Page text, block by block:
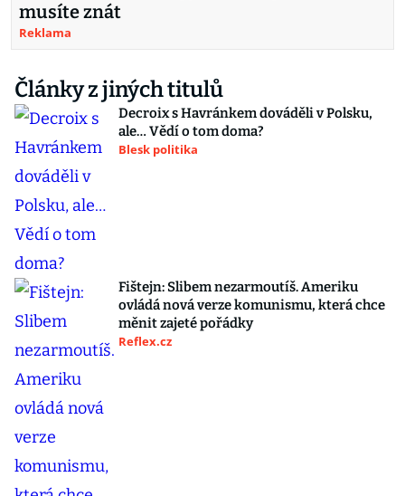
musíte znát
Reklama
Články z jiných titulů
Decroix s Havránkem dováděli v Polsku,
ale… Vědí o tom doma?
Blesk politika
Fištejn: Slibem nezarmoutíš. Ameriku
ovládá nová verze komunismu, která chce
měnit zajeté pořádky
Reflex.cz